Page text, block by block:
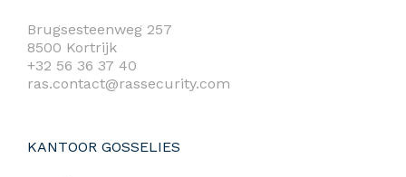
Brugsesteenweg 257
8500 Kortrijk
+32 56 36 37 40
ras.contact@rassecurity.com
KANTOOR GOSSELIES